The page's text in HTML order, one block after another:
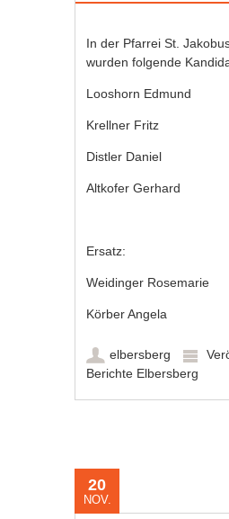
In der Pfarrei St.
wurden folgende
Looshorn Edmund
Krellner Fritz
Distler Daniel
Altkofer Gerhard
Ersatz:
Weidinger Rosemarie
Körber Angela
elbersberg
Berichte Elbersberg
20
NOV.